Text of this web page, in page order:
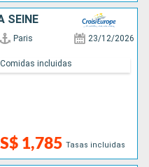
SEINE
Paris 23/12/2026
1,785 Tasas incluidas
Comidas incluidas